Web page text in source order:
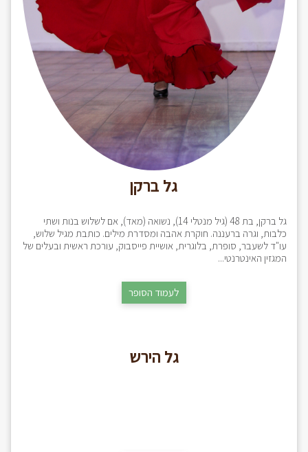
גל ברקן
גל ברקן, בת 48 (גיל מנטלי 14), נשואה (מאד), אם לשלוש בנות ושתי
כלבות, וגרה ברעננה. חוקרת אהבה ומסדרת מילים. כותבת מגיל שלוש,
עו"ד לשעבר, סופרת, בלוגרית, אושיית פייסבוק, עורכת ראשית ובעלים של
המגזין האינטרנטי...
לעמוד הסופר
גל הירש